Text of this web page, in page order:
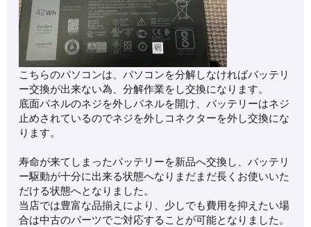
こちらのパソコンは、パソコンを分解しなければバッテリ
ー交換が出来ない為、分解作業をし交換になります。
底面パネルのネジを外しパネルを開け、バッテリーはネジ
止めされているのでネジを外しコネクターを外し交換にな
ります。
寿命が来てしまったバッテリーを新品へ交換し、バッテリ
ー駆動が十分に出来る状態へなりまだまだ長くお使いいた
だける状態へとなりました。
当店では豊富な品揃えにより、少しでも費用を抑えたい場
合は中古のパーツでご対応することが可能となりました。